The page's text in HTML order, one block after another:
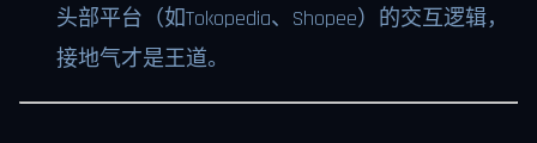
头部平台（如Tokopedia、Shopee）的交互逻辑，
接地气才是王道。